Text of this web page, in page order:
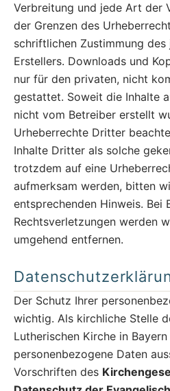
Verbreitung und jede Art der
der Grenzen des
schriftlichen Zustimmung
Erstellers. Downloads und
nur für den privaten, nicht
gestattet. Soweit die Inhalte
nicht vom Betreiber erstellt
Urheberrechte Dritter
Inhalte Dritter als solche
trotzdem auf eine
aufmerksam werden, bitten
entsprechenden Hinweis. Bei
Rechtsverletzungen werden
umgehend entfernen.
Der Schutz Ihrer
wichtig. Als kirchliche Stelle
Lutherischen Kirche in
personenbezogene Daten
Vorschriften des